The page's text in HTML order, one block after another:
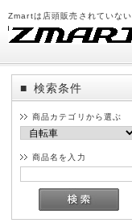
Zmartは店頭販売されていな
■ 検索条件
商品カテゴリから選ぶ
商品名を入力